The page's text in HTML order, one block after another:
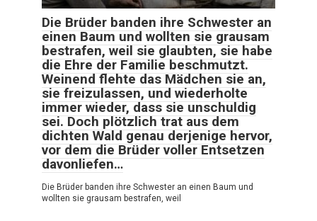
Die Brüder banden ihre Schwester an
einen Baum und wollten sie grausam
bestrafen, weil sie glaubten, sie habe
die Ehre der Familie beschmutzt.
Weinend flehte das Mädchen sie an,
sie freizulassen, und wiederholte
immer wieder, dass sie unschuldig
sei. Doch plötzlich trat aus dem
dichten Wald genau derjenige hervor,
vor dem die Brüder voller Entsetzen
davonliefen…
Die Brüder banden ihre Schwester an einen Baum und
wollten sie grausam bestrafen, weil